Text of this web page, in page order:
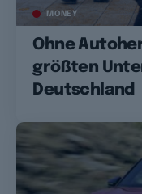
MONEY
Ohne
größten
Deutschland